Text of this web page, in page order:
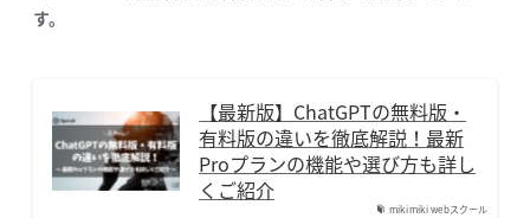
す。
mikimiki webスクール
【最新版】ChatGPTの無料版・
有料版の違いを徹底解説！最新
Proプランの機能や選び方も詳し
くご紹介